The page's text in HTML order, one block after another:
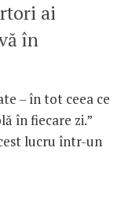
ai
în
– în tot ceea ce
în fiecare zi.”
lucru într-un